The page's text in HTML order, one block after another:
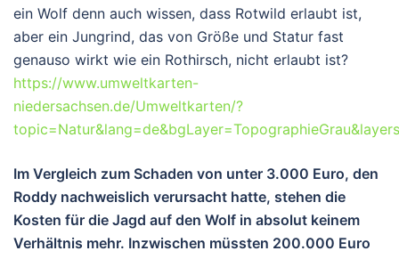
ein Wolf denn auch wissen, dass Rotwild erlaubt ist,
aber ein Jungrind, das von Größe und Statur fast
genauso wirkt wie ein Rothirsch, nicht erlaubt ist?
https://www.umweltkarten-
niedersachsen.de/Umweltkarten/?
Im Vergleich zum Schaden von unter 3.000 Euro, den
Roddy nachweislich verursacht hatte, stehen die
Kosten für die Jagd auf den Wolf in absolut keinem
Verhältnis mehr. Inzwischen müssten 200.000 Euro